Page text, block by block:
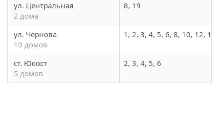
ул. Центральная
2 дома
8, 19
ул. Чернова
10 домов
1, 2, 3, 4, 5, 6, 8, 10, 12,
ст. Юкост
5 домов
2, 3, 4, 5, 6